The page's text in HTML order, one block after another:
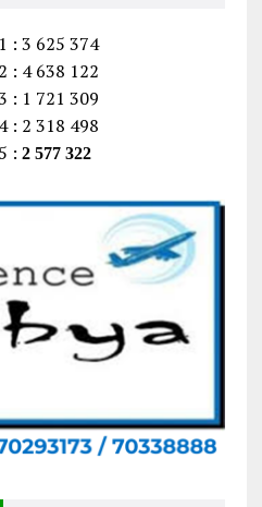
: 3 625 374
: 4 638 122
: 1 721 309
: 2 318 498
: 2 577 322